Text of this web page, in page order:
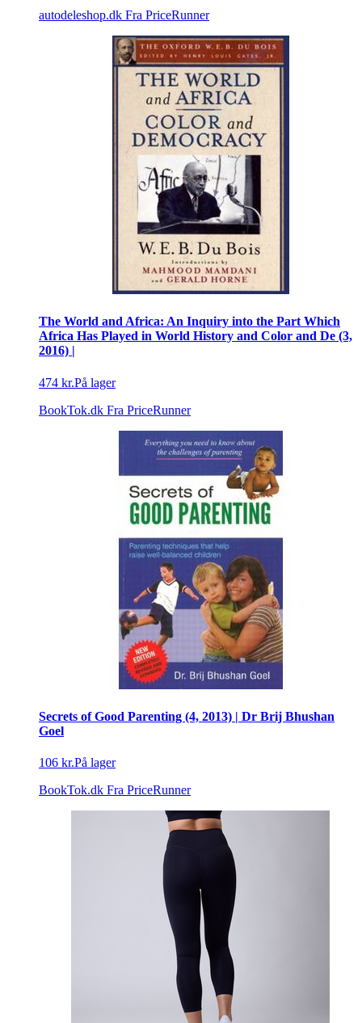
autodeleshop.dk Fra PriceRunner
The World and Africa: An Inquiry into the Part Which
Africa Has Played in World History and Color and De (3,
2016) |
474 kr.På lager
BookTok.dk Fra PriceRunner
Secrets of Good Parenting (4, 2013) | Dr Brij Bhushan
Goel
106 kr.På lager
BookTok.dk Fra PriceRunner